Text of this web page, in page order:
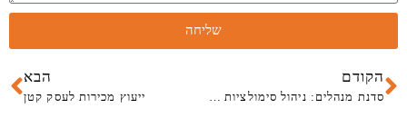
שליחה
קודם
הקודם הבא
ייעוץ מכירות לעסק קטן